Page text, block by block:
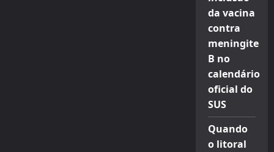
da vacina
contra
meningite
B no
calendário
oficial do
SUS
Quando
o litoral